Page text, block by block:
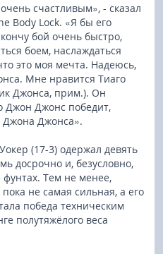
счастливым», - сказал
Body Lock. «Я бы его
бой очень быстро,
боем, наслаждаться
это моя мечта. Надеюсь,
Мне нравится Тиаго
Джонса, прим.). Он
Джон Джонс победит,
Джона Джонса».
(17-3) одержал девять
досрочно и, безусловно,
фунтах. Тем не менее,
не самая сильная, а его
победа техническим
полутяжёлого веса